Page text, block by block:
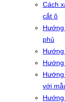
Cách
cắt ô
phủ
với